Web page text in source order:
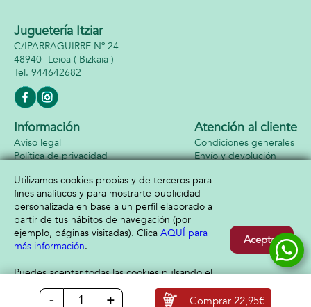
- + Comprar22,95€
Juguetería Itziar
C/IPARRAGUIRRE Nº 24
48940 -Leioa ( Bizkaia )
944642682
Información
Aviso legal
Política de privacidad
Atención al cliente
Condiciones generales
Envío y devolución
Formas de pago
Utilizamos cookies propias y de terceros para
fines analíticos y para mostrarte publicidad
personalizada en base a un perfil elaborado a
partir de tus hábitos de navegación (por
ejemplo, páginas visitadas). Clica AQUÍ para
más información.
Puedes aceptar todas las cookies pulsando el
botón “Aceptar” o configurarlas o rechazar su
uso clicando
AQUÍ
Aceptar